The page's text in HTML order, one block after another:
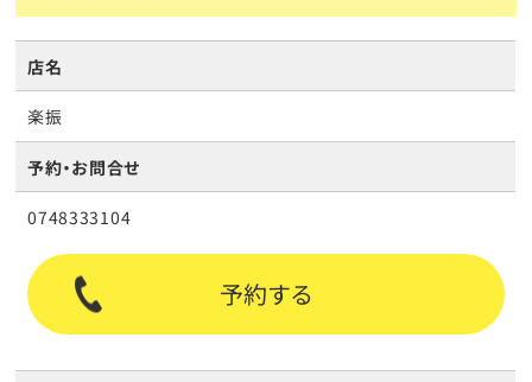
店名
楽振
予約・お問合せ
0748333104
予約する